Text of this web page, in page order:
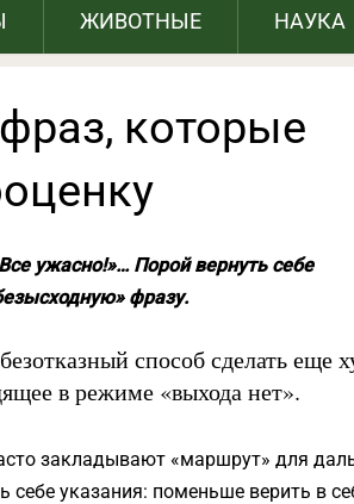
ЖИВОТНЫЕ НАУКА
которые
ужасно!»… Порой вернуть себе
фразу.
способ сделать
в режиме «выхода нет».
закладывают «маршрут» для
указания: поменьше верить в